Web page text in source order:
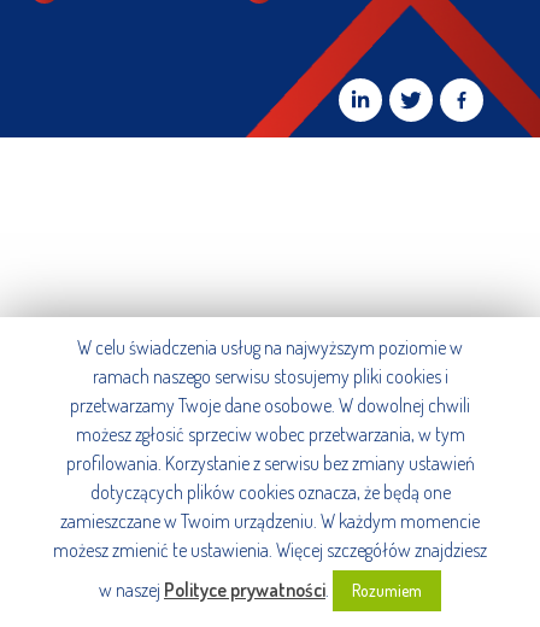
W celu świadczenia usług na najwyższym poziomie w
ramach naszego serwisu stosujemy pliki cookies i
przetwarzamy Twoje dane osobowe. W dowolnej chwili
możesz zgłosić sprzeciw wobec przetwarzania, w tym
profilowania. Korzystanie z serwisu bez zmiany ustawień
dotyczących plików cookies oznacza, że będą one
zamieszczane w Twoim urządzeniu. W każdym momencie
możesz zmienić te ustawienia. Więcej szczegółów znajdziesz
w naszej Polityce prywatności. Rozumiem